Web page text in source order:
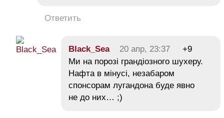
Ответить
Black_Sea 20 апр, 23:37
+9
Ми на порозі грандіозного шухеру.
Нафта в мінусі, незабаром
спонсорам лугандона буде явно
не до них… ;)